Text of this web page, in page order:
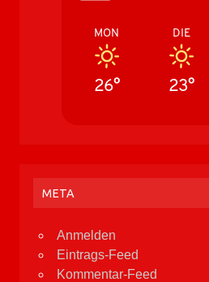
MON
26°
DIE
23°
META
Anmelden
Eintrags-Feed
Kommentar-Feed